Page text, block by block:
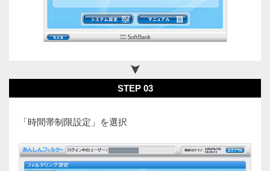
STEP 03
「時間帯制限設定」を選択